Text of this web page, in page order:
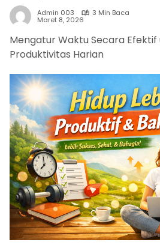
Admin 003 3 Min Baca
Maret 8, 2026
Mengatur Waktu Secara
Produktivitas Harian